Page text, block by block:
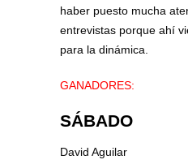
haber puesto mucha
entrevistas porque ahí
para la dinámica.
GANADORES:
SÁBADO
David Aguilar